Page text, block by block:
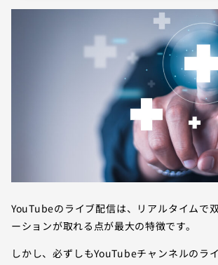
YouTubeのライブ配信は、リアルタイムで
ーションが取れる点が最大の特徴です。
しかし、必ずしもYouTubeチャンネルのラ